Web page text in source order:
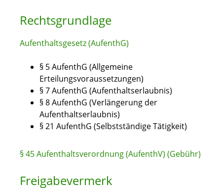
Rechtsgrundlage
Aufenthaltsgesetz (AufenthG)
§ 5 AufenthG (Allgemeine
Erteilungsvoraussetzungen)
§ 7 AufenthG (Aufenthaltserlaubnis)
§ 8 AufenthG (Verlängerung der
Aufenthaltserlaubnis)
§ 21 AufenthG (Selbstständige Tätigkeit)
§ 45 Aufenthaltsverordnung (AufenthV) (Gebühr)
Freigabevermerk